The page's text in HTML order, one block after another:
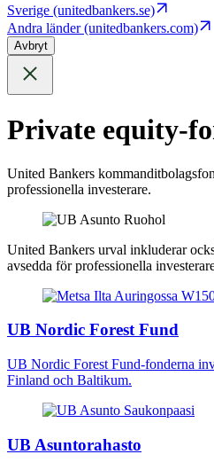
Sverige (unitedbankers.se)
Andra länder (unitedbankers.com)
Avbryt
Private equity-
United Bankers
professionella investerare.
United Bankers urval inkluderar
avsedda för professionella
UB Nordic Forest Fund
UB Nordic Forest Fund-fonderna
Finland och Baltikum.
UB Asuntorahasto